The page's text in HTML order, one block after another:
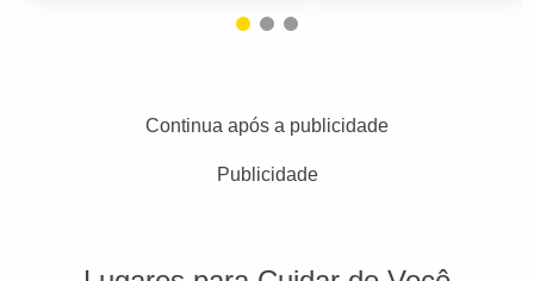
Continua após a publicidade
Publicidade